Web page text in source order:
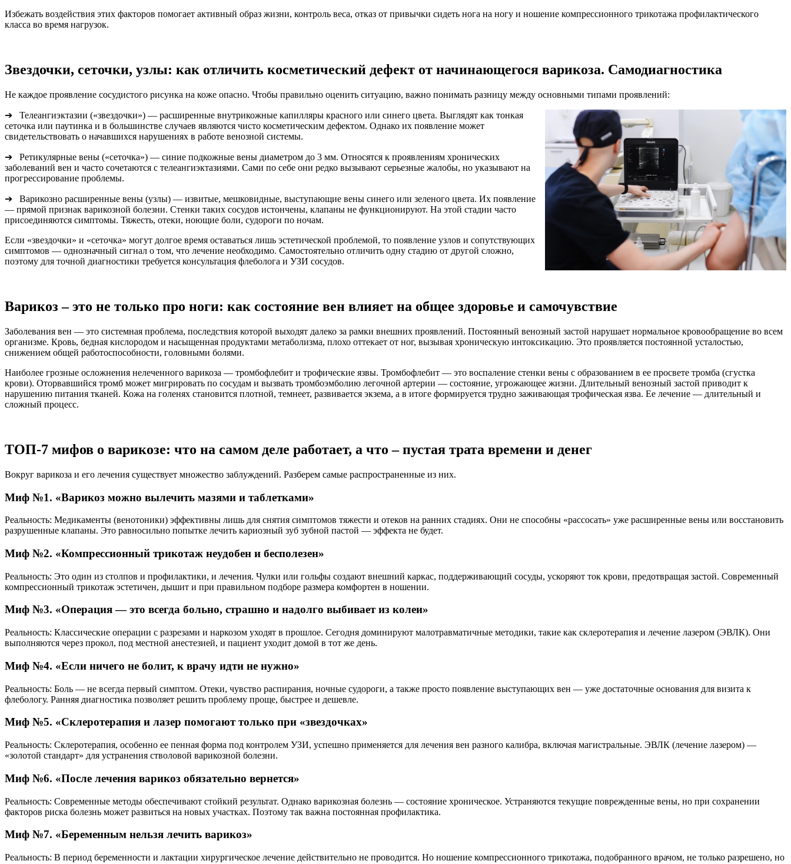
Избежать воздействия этих факторов помогает активный образ жизни, контроль веса, отказ от привычки сидеть нога на ногу и ношение компрессионного трикотажа профилактического
класса во время нагрузок.
Звездочки, сеточки, узлы: как отличить косметический дефект от начинающегося варикоза. Самодиагностика
Не каждое проявление сосудистого рисунка на коже опасно. Чтобы правильно оценить ситуацию, важно понимать разницу между основными типами проявлений:
➔ Телеангиэктазии («звездочки») — расширенные внутрикожные капилляры красного или синего цвета. Выглядят как тонкая
сеточка или паутинка и в большинстве случаев являются чисто косметическим дефектом. Однако их появление может
свидетельствовать о начавшихся нарушениях в работе венозной системы.
➔ Ретикулярные вены («сеточка») — синие подкожные вены диаметром до 3 мм. Относятся к проявлениям хронических
заболеваний вен и часто сочетаются с телеангиэктазиями. Сами по себе они редко вызывают серьезные жалобы, но указывают на
прогрессирование проблемы.
➔ Варикозно расширенные вены (узлы) — извитые, мешковидные, выступающие вены синего или зеленого цвета. Их появление
— прямой признак варикозной болезни. Стенки таких сосудов истончены, клапаны не функционируют. На этой стадии часто
присоединяются симптомы. Тяжесть, отеки, ноющие боли, судороги по ночам.
Если «звездочки» и «сеточка» могут долгое время оставаться лишь эстетической проблемой, то появление узлов и сопутствующих
симптомов — однозначный сигнал о том, что лечение необходимо. Самостоятельно отличить одну стадию от другой сложно,
поэтому для точной диагностики требуется консультация флеболога и УЗИ сосудов.
Варикоз – это не только про ноги: как состояние вен влияет на общее здоровье и самочувствие
Заболевания вен — это системная проблема, последствия которой выходят далеко за рамки внешних проявлений. Постоянный венозный застой нарушает нормальное кровообращение во всем
организме. Кровь, бедная кислородом и насыщенная продуктами метаболизма, плохо оттекает от ног, вызывая хроническую интоксикацию. Это проявляется постоянной усталостью,
снижением общей работоспособности, головными болями.
Наиболее грозные осложнения нелеченного варикоза — тромбофлебит и трофические язвы. Тромбофлебит — это воспаление стенки вены с образованием в ее просвете тромба (сгустка
крови). Оторвавшийся тромб может мигрировать по сосудам и вызвать тромбоэмболию легочной артерии — состояние, угрожающее жизни. Длительный венозный застой приводит к
нарушению питания тканей. Кожа на голенях становится плотной, темнеет, развивается экзема, а в итоге формируется трудно заживающая трофическая язва. Ее лечение — длительный и
сложный процесс.
ТОП-7 мифов о варикозе: что на самом деле работает, а что – пустая трата времени и денег
Вокруг варикоза и его лечения существует множество заблуждений. Разберем самые распространенные из них.
Миф №1. «Варикоз можно вылечить мазями и таблетками»
Реальность: Медикаменты (венотоники) эффективны лишь для снятия симптомов тяжести и отеков на ранних стадиях. Они не способны «рассосать» уже расширенные вены или восстановить
разрушенные клапаны. Это равносильно попытке лечить кариозный зуб зубной пастой — эффекта не будет.
Миф №2. «Компрессионный трикотаж неудобен и бесполезен»
Реальность: Это один из столпов и профилактики, и лечения. Чулки или гольфы создают внешний каркас, поддерживающий сосуды, ускоряют ток крови, предотвращая застой. Современный
компрессионный трикотаж эстетичен, дышит и при правильном подборе размера комфортен в ношении.
Миф №3. «Операция — это всегда больно, страшно и надолго выбивает из колеи»
Реальность: Классические операции с разрезами и наркозом уходят в прошлое. Сегодня доминируют малотравматичные методики, такие как склеротерапия и лечение лазером (ЭВЛК). Они
выполняются через прокол, под местной анестезией, и пациент уходит домой в тот же день.
Миф №4. «Если ничего не болит, к врачу идти не нужно»
Реальность: Боль — не всегда первый симптом. Отеки, чувство распирания, ночные судороги, а также просто появление выступающих вен — уже достаточные основания для визита к
флебологу. Ранняя диагностика позволяет решить проблему проще, быстрее и дешевле.
Миф №5. «Склеротерапия и лазер помогают только при «звездочках»
Реальность: Склеротерапия, особенно ее пенная форма под контролем УЗИ, успешно применяется для лечения вен разного калибра, включая магистральные. ЭВЛК (лечение лазером) —
«золотой стандарт» для устранения стволовой варикозной болезни.
Миф №6. «После лечения варикоз обязательно вернется»
Реальность: Современные методы обеспечивают стойкий результат. Однако варикозная болезнь — состояние хроническое. Устраняются текущие поврежденные вены, но при сохранении
факторов риска болезнь может развиться на новых участках. Поэтому так важна постоянная профилактика.
Миф №7. «Беременным нельзя лечить варикоз»
Реальность: В период беременности и лактации хирургическое лечение действительно не проводится. Но ношение компрессионного трикотажа, подобранного врачом, не только разрешено, но